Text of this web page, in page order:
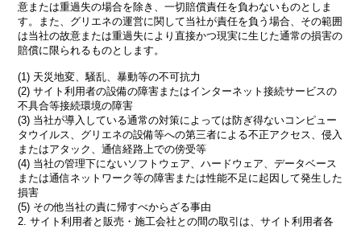
意または重過失の場合を除き、一切賠償責任を負わないものとしま
す。また、グリエネの運営に関して当社が責任を負う場合、その範囲
は当社の故意または重過失により直接かつ現実に生じた通常の損害の
賠償に限られるものとします。
(1) 天災地変、騒乱、暴動等の不可抗力
(2) サイト利用者の設備の障害またはインターネット接続サービスの
不具合等接続環境の障害
(3) 当社が導入している通常の対策によっては防ぎ得ないコンピュー
タウイルス、グリエネの設備等への第三者による不正アクセス、侵入
またはアタック、通信経路上での傍受等
(4) 当社の管理下にないソフトウェア、ハードウェア、データベース
または通信ネットワーク等の障害または性能不足に起因して発生した
損害
(5) その他当社の責に帰すべからざる事由
2. サイト利用者と販売・施工会社との間の取引は、サイト利用者各